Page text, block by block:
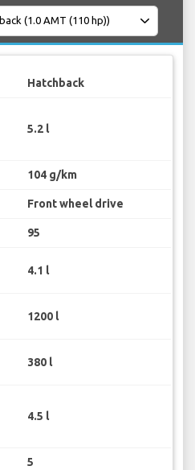
Hatchback
5.2 l
104 g/km
Front wheel drive
95
4.1 l
1200 l
380 l
4.5 l
5